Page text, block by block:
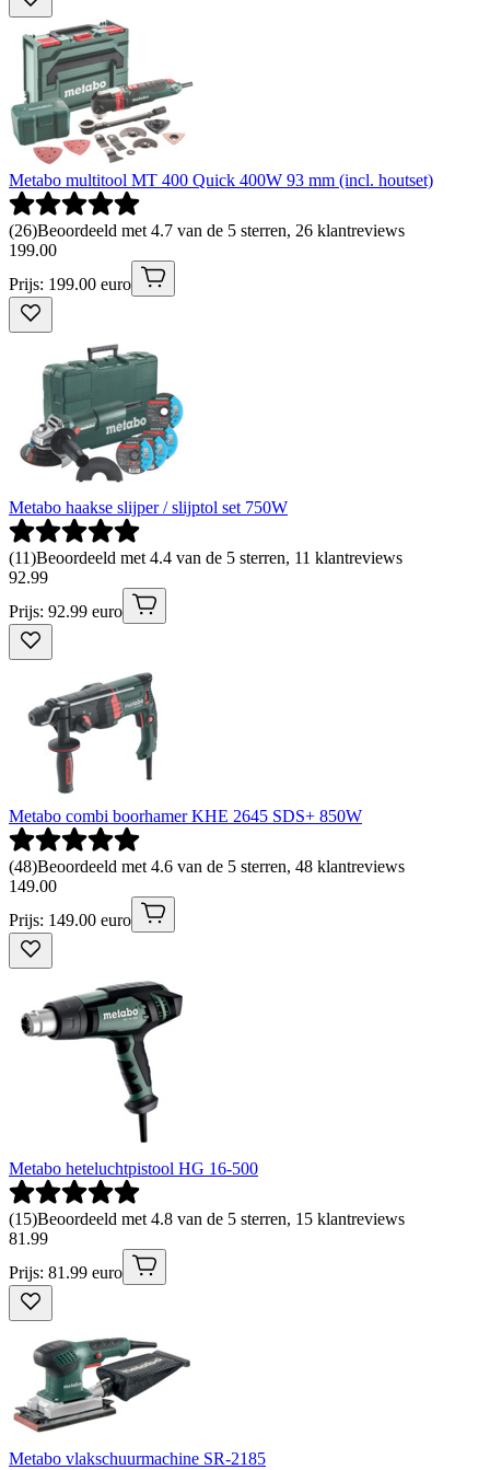
Metabo multitool MT 400 Quick 400W 93 mm (incl. houtset)
(26)Beoordeeld met 4.7 van de 5 sterren, 26 klantreviews
199.00
Prijs: 199.00 euro
Metabo haakse slijper / slijptol set 750W
(11)Beoordeeld met 4.4 van de 5 sterren, 11 klantreviews
92.99
Prijs: 92.99 euro
Metabo combi boorhamer KHE 2645 SDS+ 850W
(48)Beoordeeld met 4.6 van de 5 sterren, 48 klantreviews
149.00
Prijs: 149.00 euro
Metabo heteluchtpistool HG 16-500
(15)Beoordeeld met 4.8 van de 5 sterren, 15 klantreviews
81 .99
Prijs: 81.99 euro
Metabo vlakschuurmachine SR-2185